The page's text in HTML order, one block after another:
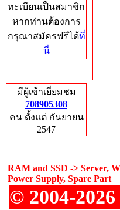
ทะเบียนเป็นสมาชิก
หากท่านต้องการ
กรุณาสมัครฟรีได้ที่
นี่
มีผู้เข้าเยี่ยมชม
708905308
คน ตั้งแต่ กันยายน
2547
RAM and SSD -> Server,
Power Supply, Spare Part
© 2004-